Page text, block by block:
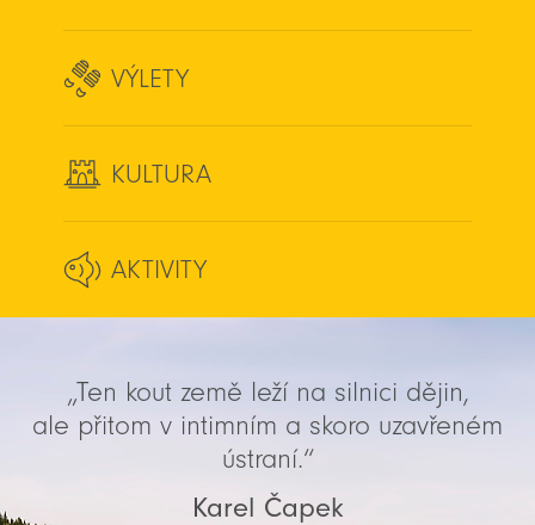
VÝLETY
KULTURA
AKTIVITY
„Ten kout země leží na silnici dějin,
ale přitom v intimním a skoro uzavřeném
ústraní.“
Karel Čapek